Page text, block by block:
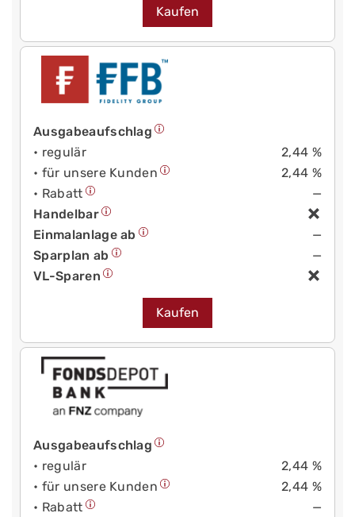
Kaufen
Ausgabeaufschlag
• regulär
2,44 %
• für unsere Kunden
2,44 %
• Rabatt
—
Handelbar
Einmalanlage ab
—
Sparplan ab
—
VL-Sparen
Kaufen
Ausgabeaufschlag
• regulär
2,44 %
• für unsere Kunden
2,44 %
• Rabatt
—